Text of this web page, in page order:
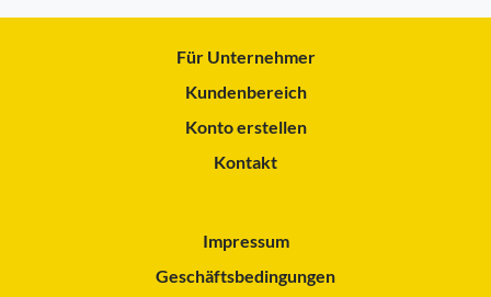
Für Unternehmer
Kundenbereich
Konto erstellen
Kontakt
Impressum
Geschäftsbedingungen